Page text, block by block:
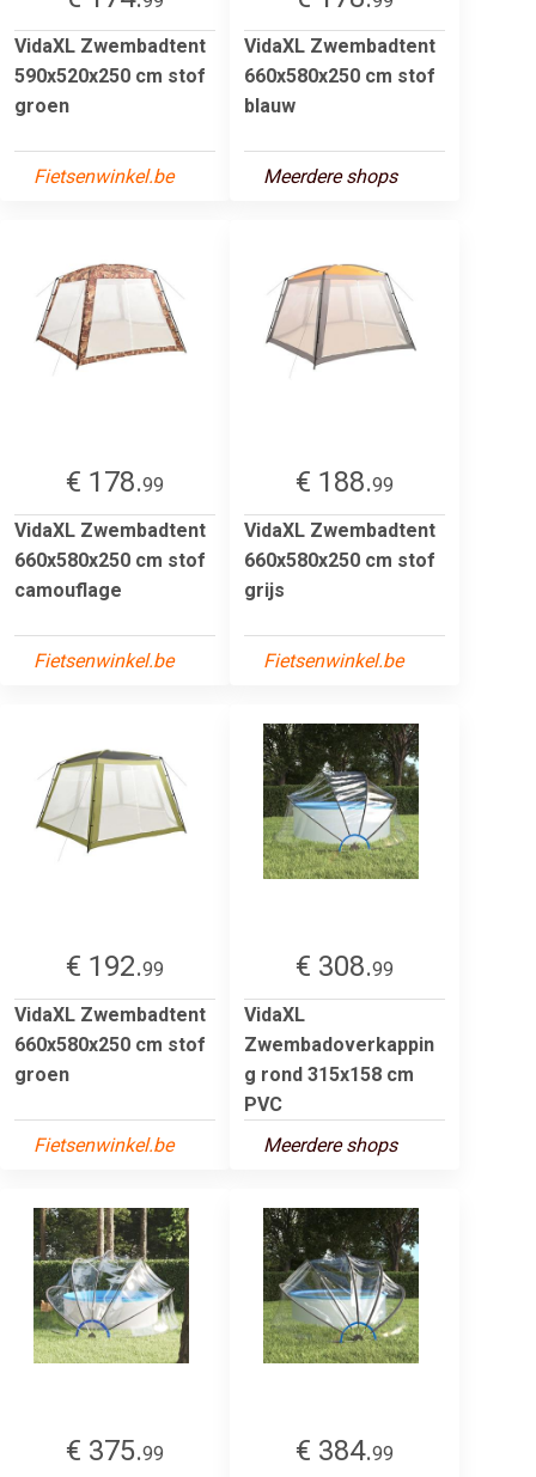
VidaXL Zwembadtent
590x520x250 cm stof
groen
Fietsenwinkel.be
VidaXL Zwembadtent
660x580x250 cm stof
blauw
Meerdere shops
€ 178.99
VidaXL Zwembadtent
660x580x250 cm stof
camouflage
Fietsenwinkel.be
€ 188.99
VidaXL Zwembadtent
660x580x250 cm stof
grijs
Fietsenwinkel.be
€ 192.99
VidaXL Zwembadtent
660x580x250 cm stof
groen
Fietsenwinkel.be
€ 308.99
VidaXL
Zwembadoverkappin
g rond 315x158 cm
PVC
Meerdere shops
€ 375.99
€ 384.99